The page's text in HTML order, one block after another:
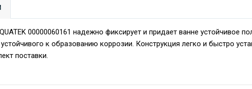
00000060161 надежно фиксирует и придает ванне устойчивое
к образованию коррозии. Конструкция легко и быстро
поставки.